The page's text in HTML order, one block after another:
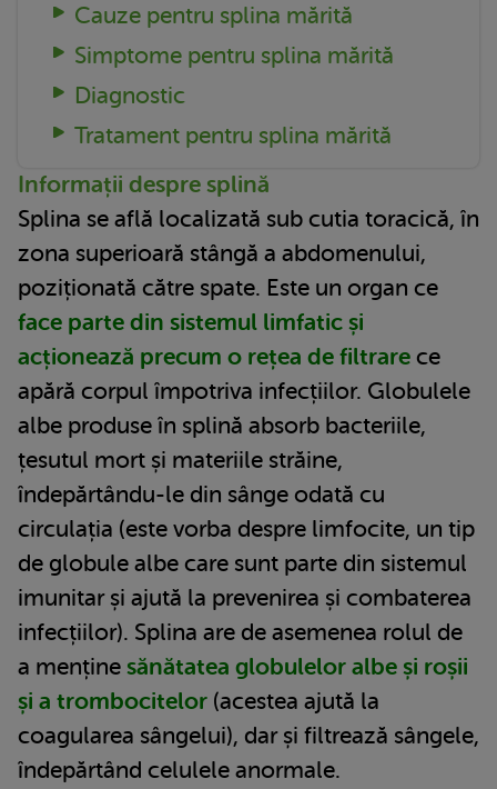
Cauze pentru splina mărită
Simptome pentru splina mărită
Diagnostic
Tratament pentru splina mărită
Informații despre splină
Splina se află localizată sub cutia toracică, în
zona superioară stângă a abdomenului,
poziționată către spate. Este un organ ce
face parte din sistemul limfatic și
acționează precum o rețea de filtrare ce
apără corpul împotriva infecțiilor. Globulele
albe produse în splină absorb bacteriile,
țesutul mort și materiile străine,
îndepărtându-le din sânge odată cu
circulația (este vorba despre limfocite, un tip
de globule albe care sunt parte din sistemul
imunitar și ajută la prevenirea și combaterea
infecțiilor). Splina are de asemenea rolul de
a menține sănătatea globulelor albe și roșii
și a trombocitelor (acestea ajută la
coagularea sângelui), dar și filtrează sângele,
îndepărtând celulele anormale.